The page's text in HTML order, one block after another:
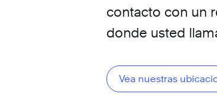
contacto con un
donde usted
Vea nuestras